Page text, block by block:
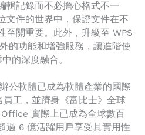
輯記錄而不必擔心格式不一
文件的世界中，保證文件在不
至關重要。此外，升級至 WPS
的功能和增強服務，讓進階使
的深度融合。
公軟體已成為軟體產業的國際
工，並躋身《富比士》全球
實際上已成為全球數百
過 6 億活躍用戶享受其實用性